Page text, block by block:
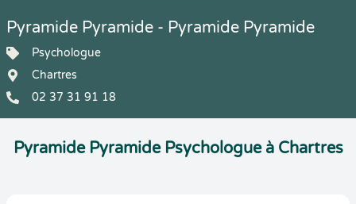
Pyramide Pyramide - Pyramide Pyramide
Psychologue
Chartres
02 37 31 91 18
Pyramide Pyramide Psychologue à Chartres